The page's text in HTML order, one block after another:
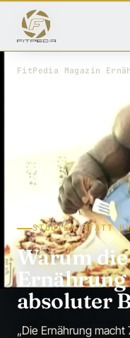
FitPedia Magazin
STUDIEN STATT
Warum die
Ernährung
absoluter
„Die Ernährung